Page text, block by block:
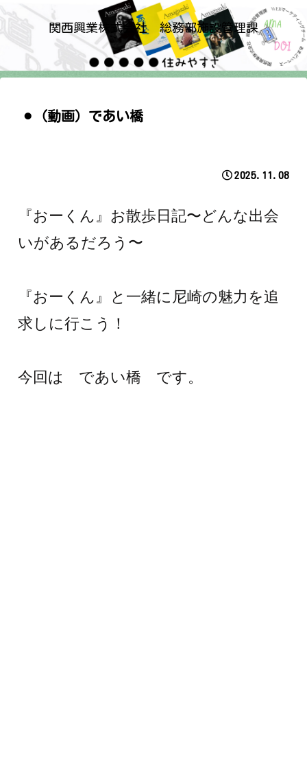
関西興業株式会社 総務部施設管理課
⚫︎（動画）であい橋
2025.11.08
『おーくん』お散歩日記〜どんな出会
いがあるだろう〜
『おーくん』と一緒に尼崎の魅力を追
求しに行こう！
今回は であい橋 です。